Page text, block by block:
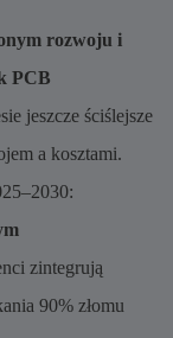
rozwoju i
PCB
jeszcze ściślejsze
a kosztami.
zintegrują
90% złomu